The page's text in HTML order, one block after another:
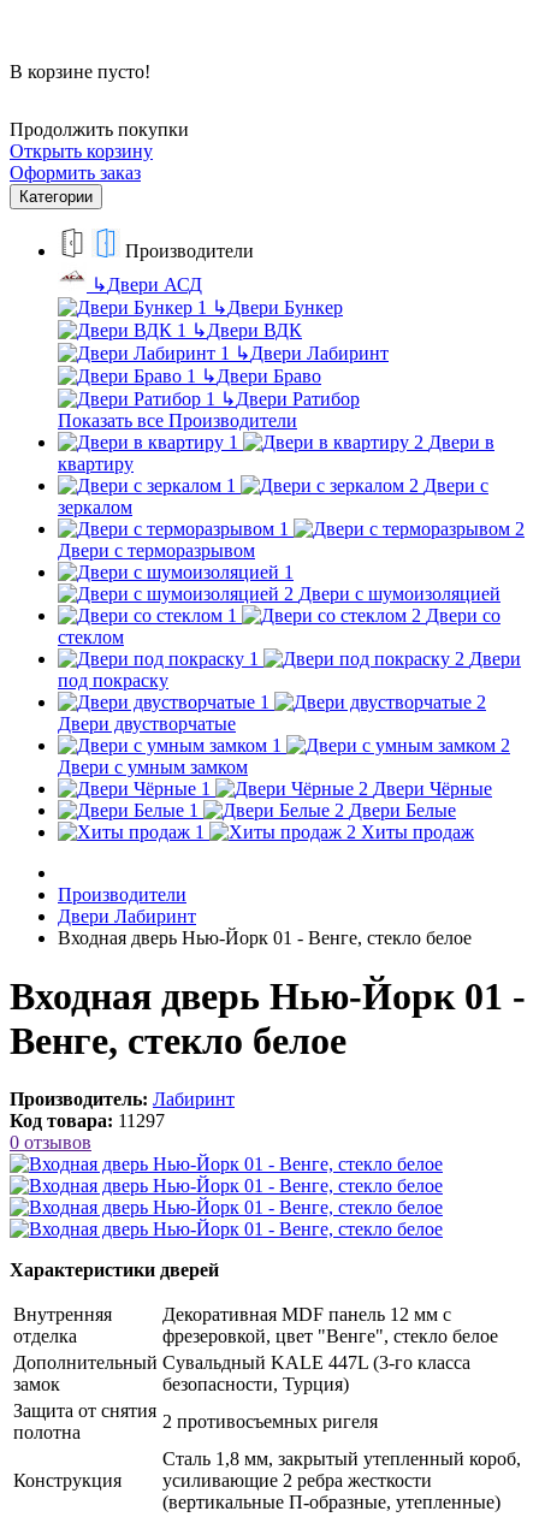
В корзине пусто!
Продолжить покупки
Открыть корзину
Оформить заказ
Категории
Производители
↳Двери АСД
↳Двери Бункер
↳Двери ВДК
↳Двери Лабиринт
↳Двери Браво
↳Двери Ратибор
Показать все Производители
Двери в
квартиру
Двери с
зеркалом
Двери с терморазрывом
Двери с шумоизоляцией
Двери со
стеклом
Двери
под покраску
Двери двустворчатые
Двери с умным замком
Двери Чёрные
Двери Белые
Хиты продаж
Производители
Двери Лабиринт
Входная дверь Нью-Йорк 01 - Венге, стекло белое
Входная дверь Нью-Йорк 01 -
Венге, стекло белое
Производитель: Лабиринт
Код товара: 11297
0 отзывов
Характеристики дверей
Внутренняя
отделка
Декоративная MDF панель 12 мм с
фрезеровкой, цвет "Венге", стекло белое
Дополнительный
замок
Сувальдный KALE 447L (3-го класса
безопасности, Турция)
Защита от снятия
полотна
2 противосъемных ригеля
Конструкция
Сталь 1,8 мм, закрытый утепленный короб,
усиливающие 2 ребра жесткости
(вертикальные П-образные, утепленные)